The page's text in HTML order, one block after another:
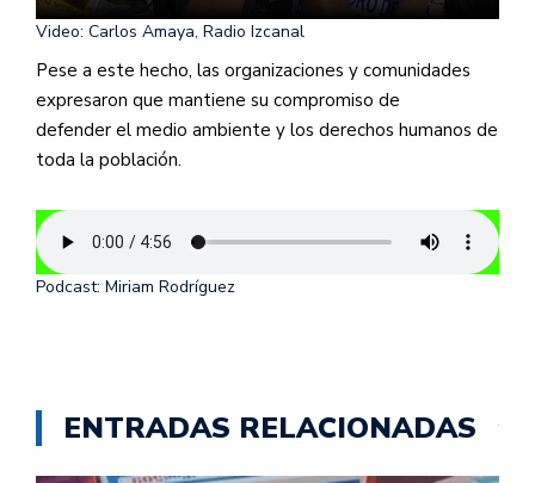
Video: Carlos Amaya, Radio Izcanal
Pese a este hecho, las organizaciones y comunidades
expresaron que mantiene su compromiso de
defender el medio ambiente y los derechos humanos de
toda la población.
Podcast: Miriam Rodríguez
ENTRADAS RELACIONADAS